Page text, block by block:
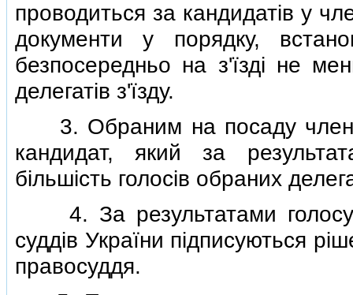
проводиться за кандидатiв у
документи у порядку,
безпосередньо на з'їздi не
делегатiв з'їзду.
3. Обраним на посаду
кандидат, який за
бiльшiсть голосiв обраних
4. За результатами
суддiв України пiдписуються
правосуддя.